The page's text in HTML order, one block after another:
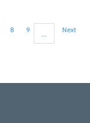
Seite
8 Seite
9 …
Nächste
Next